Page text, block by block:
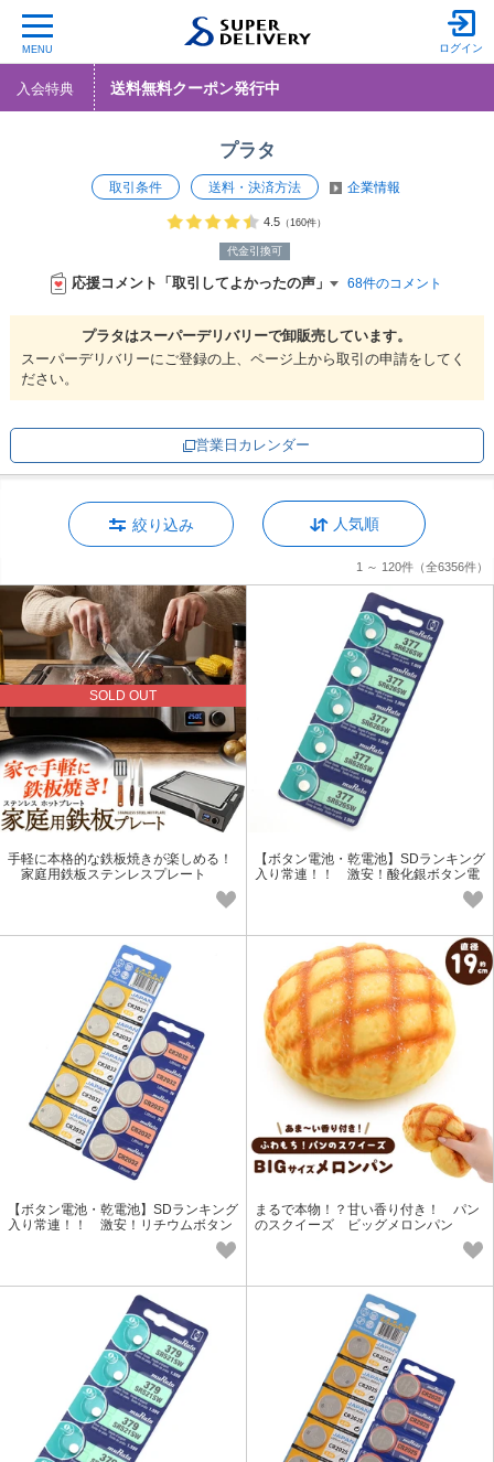
MENU ログイン
入会特典 送料無料クーポン発行中
プラタ
取引条件 送料・決済方法 企業情報
代金引換可
4.5（160件）
応援コメント「取引してよかったの声」 68件のコメント
プラタはスーパーデリバリーで卸販売しています。
スーパーデリバリーにご登録の上、ページ上から取引の申請をしてく
ださい。
営業日カレンダー
絞り込み 人気順
1 ～ 120件 （全6356件）
SOLD OUT
手軽に本格的な鉄板焼きが楽しめる！
家庭用鉄板ステンレスプレート
【ボタン電池・乾電池】SDランキング
入り常連！！ 激安！酸化銀ボタン電
【ボタン電池・乾電池】SDランキング
入り常連！！ 激安！リチウムボタン
まるで本物！？甘い香り付き！ パン
のスクイーズ ビッグメロンパン